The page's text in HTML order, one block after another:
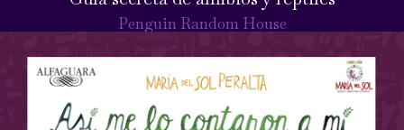
Penguin Random House